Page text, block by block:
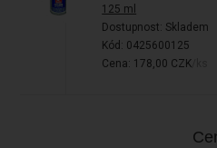
125 ml
Dostupnost: Skladem
Kód: 0425600125
Cena: 178,00 CZK